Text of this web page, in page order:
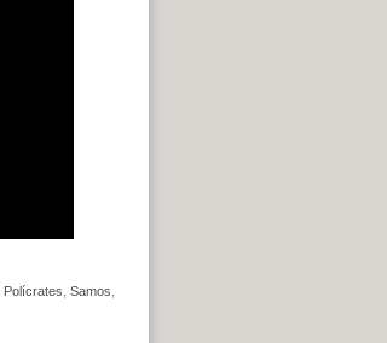
Polícrates Samos